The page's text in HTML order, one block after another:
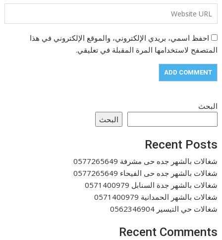
احفظ اسمي، بريدي الإلكتروني، والموقع الإلكتروني في هذا
المتصفح لاستخدامها المرة المقبلة في تعليقي.
البحث
البحث
Recent Posts
شغالات بالشهر جده حى مشرفة 0577265649
شغالات بالشهر جده حى الفيحاء 0577265649
شغالات بالشهر جدة السنابل 0571400979
شغالات بالشهر الحمدانية 0571400979
شغالات حي التيسير 0562346904
Recent Comments